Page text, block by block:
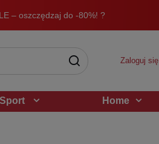
– oszczędzaj do -80%! ?
Zaloguj się
Sport Home